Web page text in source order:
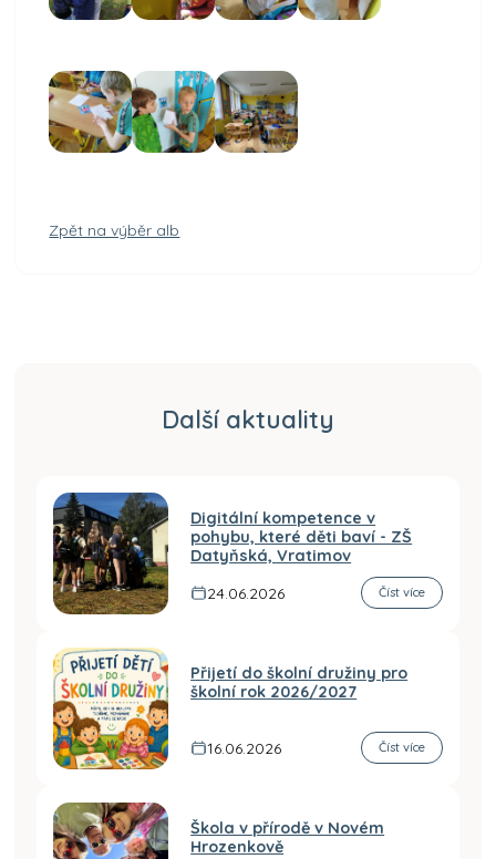
Zpět na výběr alb
Další aktuality
Digitální kompetence v
pohybu, které děti baví - ZŠ
Datyňská, Vratimov
24.06.2026
Číst více
Přijetí do školní družiny pro
školní rok 2026/2027
16.06.2026 Číst více
Škola v přírodě v Novém
Hrozenkově